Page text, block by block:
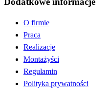
O firmie
Praca
Realizacje
Montażyści
Regulamin
Polityka prywatności